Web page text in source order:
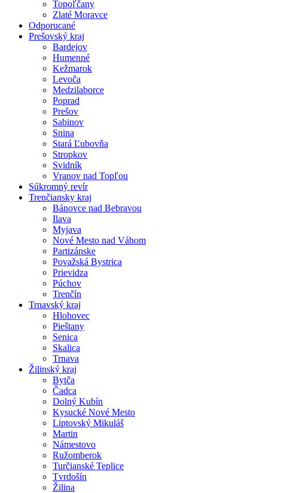
Topoľčany
Zlaté Moravce
Odporucané
Prešovský kraj
Bardejov
Humenné
Kežmarok
Levoča
Medzilaborce
Poprad
Prešov
Sabinov
Snina
Stará Ľubovňa
Stropkov
Svidník
Vranov nad Topľou
Súkromný revír
Trenčiansky kraj
Bánovce nad Bebravou
Ilava
Myjava
Nové Mesto nad Váhom
Partizánske
Považská Bystrica
Prievidza
Púchov
Trenčín
Trnavský kraj
Hlohovec
Pieštany
Senica
Skalica
Trnava
Žilinský kraj
Bytča
Čadca
Dolný Kubín
Kysucké Nové Mesto
Liptovský Mikuláš
Martin
Námestovo
Ružomberok
Turčianské Teplice
Tvrdošín
Žilina